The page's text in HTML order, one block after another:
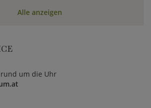
Alle anzeigen
um die Uhr